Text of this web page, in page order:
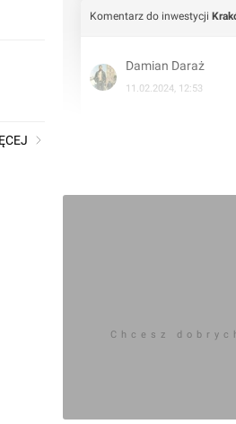
Komentarz do inwestycji
Damian Daraż
11.02.2024, 12:53
Chcesz